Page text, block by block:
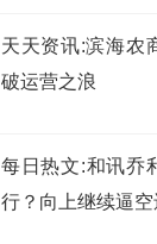
天天资讯:滨海农
破运营之浪
每日热文:和讯乔
行？向上继续逼